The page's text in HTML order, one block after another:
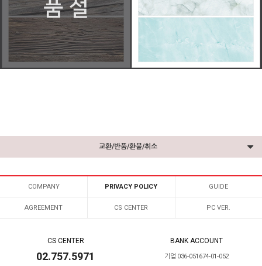
교환/반품/환불/취소
COMPANY PRIVACY POLICY GUIDE
AGREEMENT CS CENTER PC VER.
CS CENTER
02.757.5971
BANK ACCOUNT
기업 036-051674-01-052